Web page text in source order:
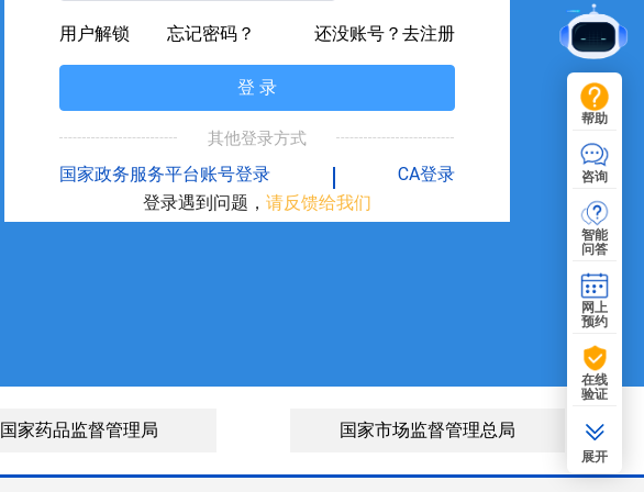
用户解锁 忘记密码？ 还没账号？去注册
登 录
其他登录方式
国家政务服务平台账号登录
CA登录
登录遇到问题， 请反馈给我们
帮助
咨询
智能
问答
网上
预约
在线
验证
展开
国家药品监督管理局 国家市场监督管理总局